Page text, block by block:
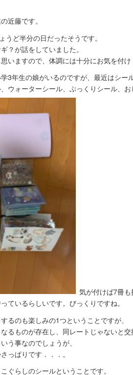
近藤です。
うど半分の日だったそうです。
？が話をしていました。
いますので、体調には十分にお気を付け
3年生の娘がいるのですが、最近はシー
ウォーターシール、ぷっくりシール、お
気が付けば7冊も
ているらしいです。びっくりですね。
るのも楽しみの1つということですが、
るものが存在し、同レートじゃないと
う事なのでしょうが、
っぱりです．．．。
ぐらしのシールということです。